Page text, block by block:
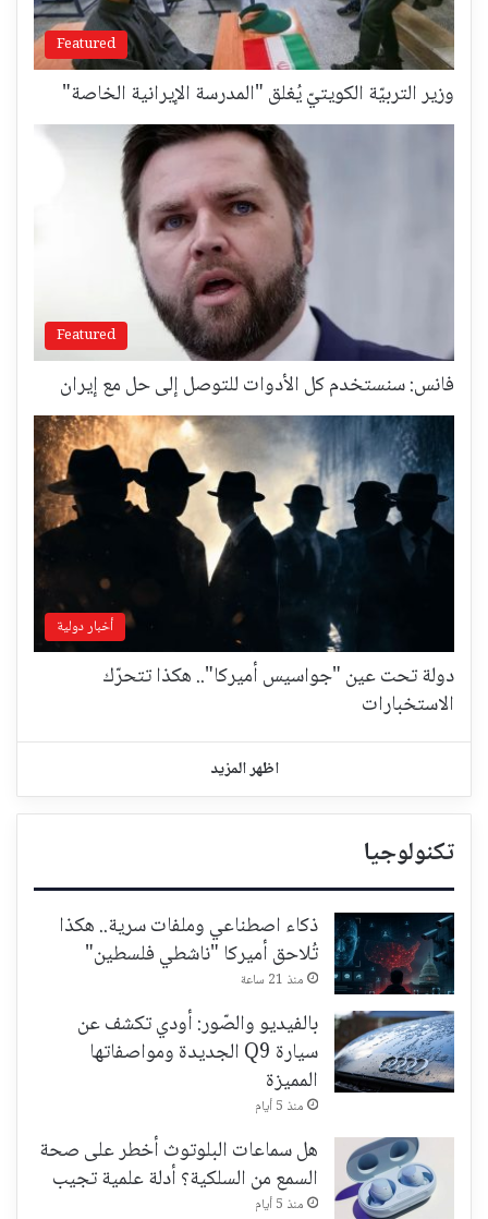
Featured
وزير التربيّة الكويتيّ يُغلق "المدرسة الإيرانية الخاصة"
Featured
فانس: سنستخدم كل الأدوات للتوصل إلى حل مع إيران
أخبار دولية
دولة تحت عين "جواسيس أميركا".. هكذا تتحرّك
الاستخبارات
اظهر المزيد
تكنولوجيا
ذكاء اصطناعي وملفات سرية.. هكذا
تُلاحق أميركا "ناشطي فلسطين"
منذ 21 ساعة
بالفيديو والصّور: أودي تكشف عن
سيارة Q9 الجديدة ومواصفاتها
المميزة
منذ 5 أيام
هل سماعات البلوتوث أخطر على صحة
السمع من السلكية؟ أدلة علمية تجيب
منذ 5 أيام